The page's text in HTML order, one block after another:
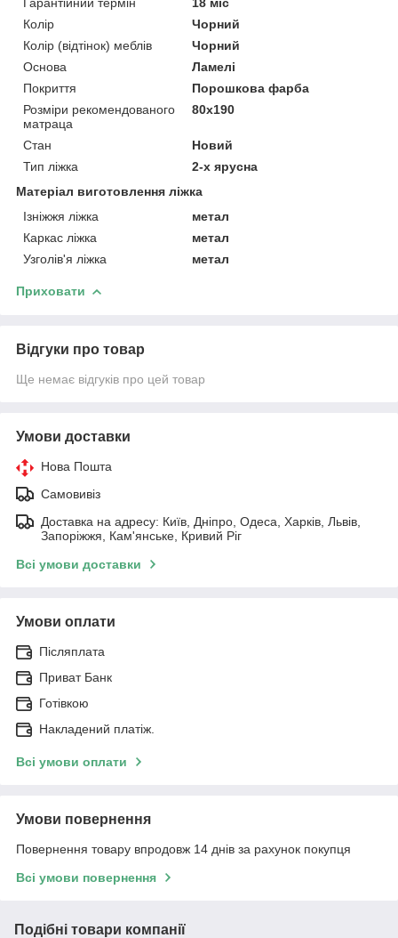
Колір
Чорний
Колір (відтінок) меблів
Чорний
Основа
Ламелі
Покриття
Порошкова фарба
Розміри рекомендованого
матраца
80х190
Стан
Новий
Тип ліжка
2-х ярусна
Матеріал виготовлення ліжка
Ізніжжя ліжка
метал
Каркас ліжка
метал
Узголів'я ліжка
метал
Приховати
Відгуки про товар
Ще немає відгуків про цей товар
Умови доставки
Нова Пошта
Самовивіз
Доставка на адресу: Київ, Дніпро, Одеса, Харків, Львів,
Запоріжжя, Кам'янське, Кривий Ріг
Всі умови доставки
Умови оплати
Післяплата
Приват Банк
Готівкою
Накладений платіж.
Всі умови оплати
Умови повернення
Повернення товару впродовж 14 днів за рахунок покупця
Всі умови повернення
Подібні товари компанії